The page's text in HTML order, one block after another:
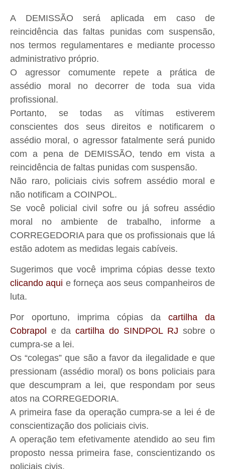
A DEMISSÃO será aplicada em caso de
reincidência das faltas punidas com suspensão,
nos termos regulamentares e mediante processo
administrativo próprio.
O agressor comumente repete a prática de
assédio moral no decorrer de toda sua vida
profissional.
Portanto, se todas as vítimas estiverem
conscientes dos seus direitos e notificarem o
assédio moral, o agressor fatalmente será punido
com a pena de DEMISSÃO, tendo em vista a
reincidência de faltas punidas com suspensão.
Não raro, policiais civis sofrem assédio moral e
não notificam a COINPOL.
Se você policial civil sofre ou já sofreu assédio
moral no ambiente de trabalho, informe a
CORREGEDORIA para que os profissionais que lá
estão adotem as medidas legais cabíveis.
Sugerimos que você imprima cópias desse texto
clicando aqui e forneça aos seus companheiros de
luta.
Por oportuno, imprima cópias da cartilha da
Cobrapol
e da cartilha do SINDPOL RJ sobre o
cumpra-se a lei.
Os “colegas” que são a favor da ilegalidade e que
pressionam (assédio moral) os bons policiais para
que descumpram a lei, que respondam por seus
atos na CORREGEDORIA.
A primeira fase da operação cumpra-se a lei é de
conscientização dos policiais civis.
A operação tem efetivamente atendido ao seu fim
proposto nessa primeira fase, conscientizando os
policiais civis.